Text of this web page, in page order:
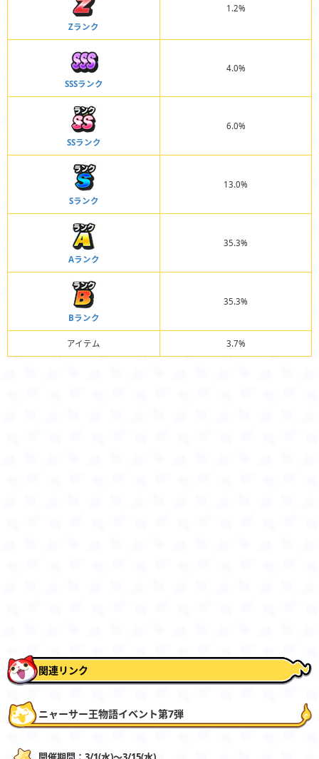
Zランク
1.2%
SSSランク
4.0%
SSランク
6.0%
Sランク
13.0%
Aランク
35.3%
Bランク
35.3%
アイテム 3.7%
関連リンク
ニャーサー王物語イベント第7弾